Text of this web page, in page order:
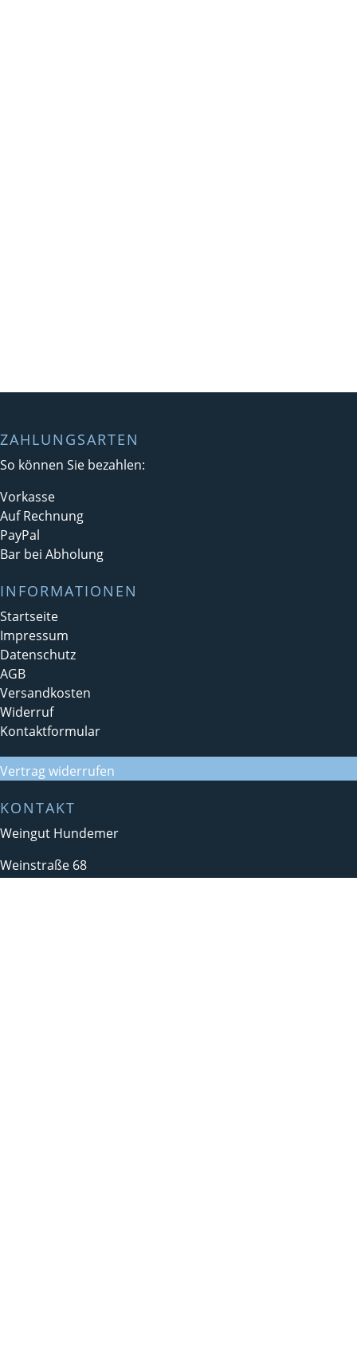
ZAHLUNGSARTEN
So können Sie bezahlen:
Vorkasse
Auf Rechnung
PayPal
Bar bei Abholung
INFORMATIONEN
Startseite
Impressum
Datenschutz
AGB
Versandkosten
Widerruf
Kontaktformular
Vertrag widerrufen
KONTAKT
Weingut Hundemer
Weinstraße 68
76835 Hainfeld